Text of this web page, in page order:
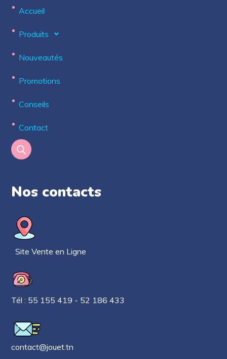
Accueil
Produits
Nouveautés
Promotions
Conseils
Contact
Nos contacts​
Site Vente en Ligne
Tél : 55 155 419 - 52 186 433
contact@jouet.tn